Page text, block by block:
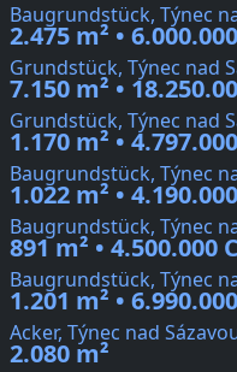
Baugrundstück, Týnec
2.475 m² •
Grundstück, Týnec nad
7.150 m² •
Grundstück, Týnec nad
1.170 m² •
Baugrundstück, Týnec
1.022 m² •
Baugrundstück, Týnec
891 m² • 4.500.000
Baugrundstück, Týnec
1.201 m² •
Acker, Týnec nad
2.080 m²